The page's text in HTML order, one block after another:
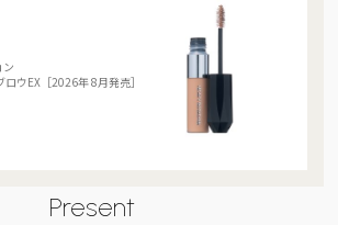
ウEX［2026年 8月発売］
Present